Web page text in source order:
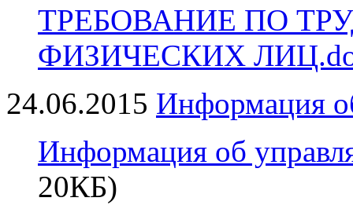
ТРЕБОВАНИЕ ПО
ФИЗИЧЕСКИХ
24.06.2015 Информация
Информация об
20КБ)